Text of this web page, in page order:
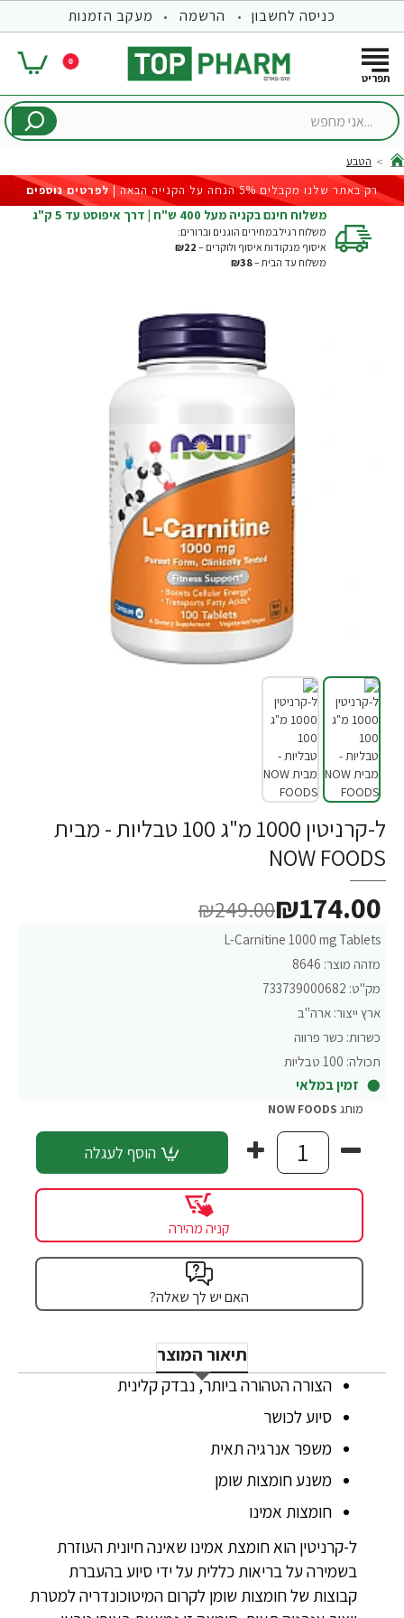
כניסה לחשבון הרשמה מעקב הזמנות
0
...אני
home
הטבע
רק באתר שלנו מקבלים 5% הנחה על הקנייה הבאה |
לפרטים נוספים
משלוח חינם בקניה מעל 400 ש"ח | דרך איפוסט עד 5 ק"ג
משלוח רגיל במחירים הוגנים וברורים:
איסוף מנקודות איסוף ולוקרים – ₪22
משלוח עד הבית –₪38
ל-קרניטין 1000 מ"ג 100 טבליות - מבית
NOW FOODS
L-Carnitine 1000 mg Tablets
מזהה מוצר: 8646
מק"ט: 733739000682
ארץ ייצור: ארה"ב
כשרות: כשר פרווה
תכולה: 100 טבליות
זמין במלאי
₪174.00
₪249.00
מותג NOW FOODS
הוסף לעגלה
קניה מהירה
האם יש לך שאלה?
תיאור המוצר
הצורה הטהורה ביותר, נבדק קלינית
סיוע לכושר
משפר אנרגיה תאית
משנע חומצות שומן
חומצות אמינו
ל-קרניטין הוא חומצת אמינו שאינה חיונית העוזרת
בשמירה על בריאות כללית על ידי סיוע בהעברת
קבוצות של חומצות שומן לקרום המיטוכונדריה למטרת